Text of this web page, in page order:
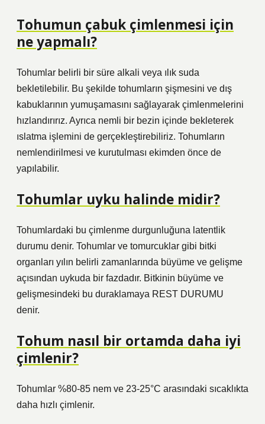
Tohumun çabuk çimlenmesi için
ne yapmalı?
Tohumlar belirli bir süre alkali veya ılık suda
bekletilebilir. Bu şekilde tohumların şişmesini ve dış
kabuklarının yumuşamasını sağlayarak çimlenmelerini
hızlandırırız. Ayrıca nemli bir bezin içinde bekleterek
ıslatma işlemini de gerçekleştirebiliriz. Tohumların
nemlendirilmesi ve kurutulması ekimden önce de
yapılabilir.
Tohumlar uyku halinde midir?
Tohumlardaki bu çimlenme durgunluğuna latentlik
durumu denir. Tohumlar ve tomurcuklar gibi bitki
organları yılın belirli zamanlarında büyüme ve gelişme
açısından uykuda bir fazdadır. Bitkinin büyüme ve
gelişmesindeki bu duraklamaya REST DURUMU
denir.
Tohum nasıl bir ortamda daha iyi
çimlenir?
Tohumlar %80-85 nem ve 23-25°C arasındaki sıcaklıkta
daha hızlı çimlenir.